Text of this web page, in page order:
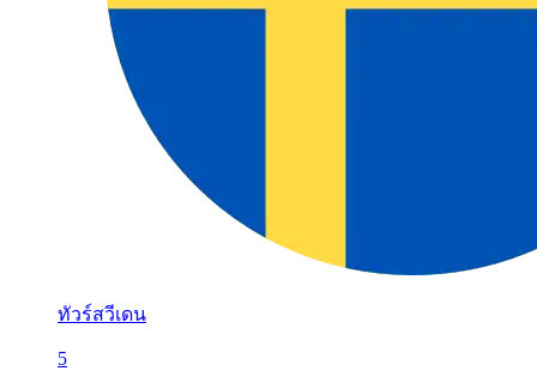
ทัวร์สวีเดน
5